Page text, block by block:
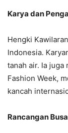
Karya dan
Hengki
Indonesia.
tanah air. Ia
Fashion Week,
kancah
Rancangan